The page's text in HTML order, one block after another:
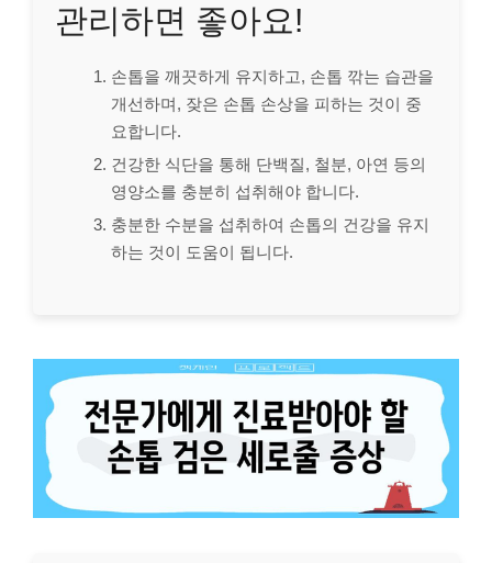
관리하면 좋아요!
손톱을 깨끗하게 유지하고, 손톱 깎는 습관을
개선하며, 잦은 손톱 손상을 피하는 것이 중
요합니다.
건강한 식단을 통해 단백질, 철분, 아연 등의
영양소를 충분히 섭취해야 합니다.
충분한 수분을 섭취하여 손톱의 건강을 유지
하는 것이 도움이 됩니다.